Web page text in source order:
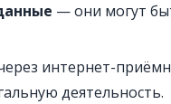
— они могут
интернет-
деятельность.